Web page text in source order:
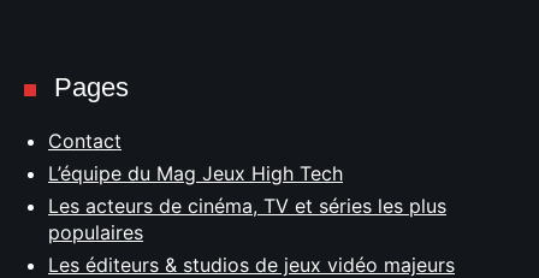
Pages
Contact
L’équipe du Mag Jeux High Tech
Les acteurs de cinéma, TV et séries les plus
populaires
Les éditeurs & studios de jeux vidéo majeurs